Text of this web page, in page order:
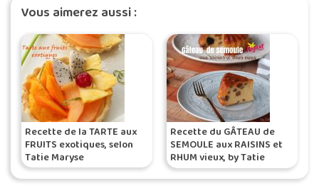
Vous aimerez aussi :
Recette de la TARTE aux
FRUITS exotiques, selon
Tatie Maryse
Recette du GÂTEAU de
SEMOULE aux RAISINS et
RHUM vieux, by Tatie
Maryse